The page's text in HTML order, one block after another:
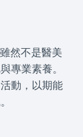
然不是醫美
專業素養。
動，以期能